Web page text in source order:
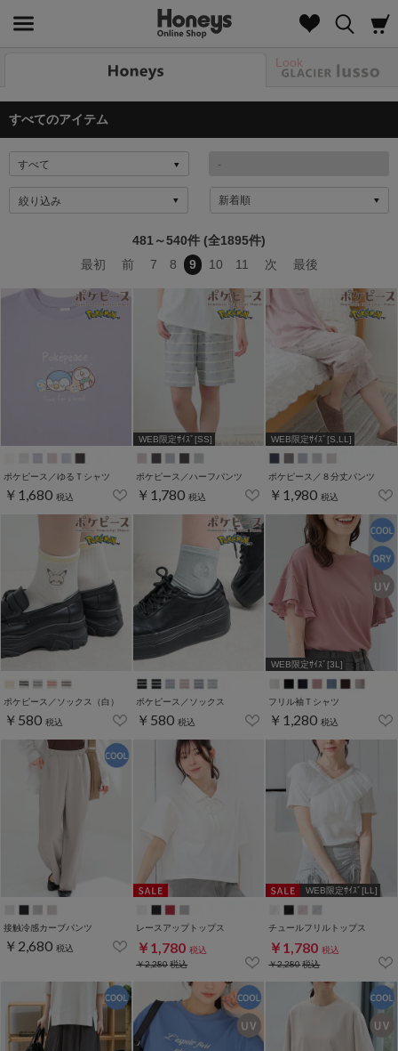
Look
すべてのアイテム
絞り込み
481～540件 (全1895件)
最初
前 7 8 9 10 11 次 最後
ポケピース／ゆるＴシャツ
￥1,680 税込
WEB限定ｻｲｽﾞ[SS]
ポケピース／ハーフパンツ
￥1,780 税込
WEB限定ｻｲｽﾞ[S,LL]
ポケピース／８分丈パンツ
￥1,980 税込
ポケピース／ソックス（白）
￥580 税込
ポケピース／ソックス
￥580 税込
WEB限定ｻｲｽﾞ[3L]
フリル袖Ｔシャツ
￥1,280 税込
接触冷感カーブパンツ
￥2,680 税込
レースアップトップス
￥1,780 税込
￥2,280税込
WEB限定ｻｲｽﾞ[LL]
チュールフリルトップス
￥1,780 税込
￥2,280税込